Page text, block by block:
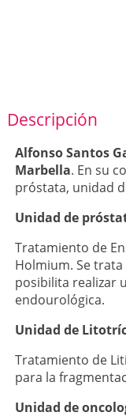
Descripción
Alfonso Santos
Marbella. En su
próstata, unidad
Unidad de
Tratamiento de
Holmium. Se
posibilita realizar
endourológica.
Unidad de
Tratamiento de
para la
Unidad de